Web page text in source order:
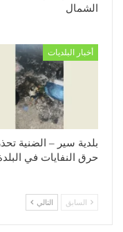
الشمال
أخبار البلديات
بلدية سير – الضنية
حرق النفايات في
السابق التالي